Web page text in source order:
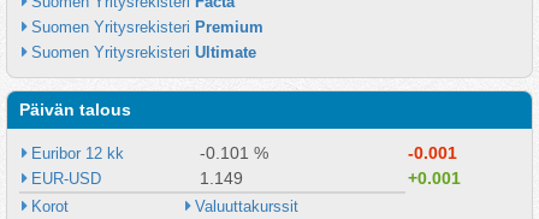
Suomen Yritysrekisteri Premium
Suomen Yritysrekisteri Ultimate
Päivän talous
Euribor 12 kk -0.101 % -0.001
EUR-USD 1.149 +0.001
Korot Valuuttakurssit